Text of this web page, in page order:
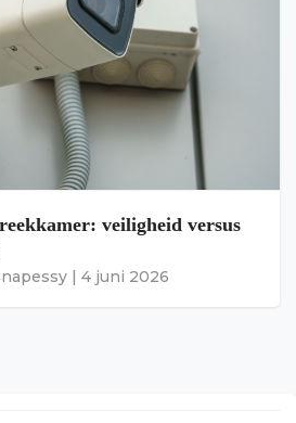
veiligheid versus
| 4 juni 2026